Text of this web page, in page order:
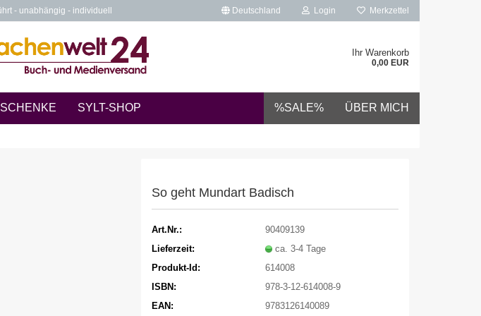
- unabhängig - individuell Deutschland Login Merkzettel
Ihr Warenkorb
0,00 EUR
SYLT-SHOP %SALE% ÜBER MICH
So geht Mundart Badisch
Art.Nr.:
90409139
Lieferzeit:
ca. 3-4 Tage
Produkt-Id:
614008
ISBN:
978-3-12-614008-9
EAN:
9783126140089